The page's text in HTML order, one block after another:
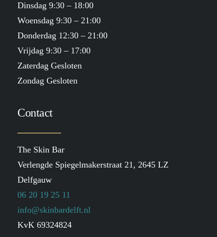
Dinsdag 9:30 – 18:00
Woensdag 9:30 – 21:00
Donderdag 12:30 – 21:00
Vrijdag 9:30 – 17:00
Zaterdag Gesloten
Zondag Gesloten
Contact
The Skin Bar
Verlengde Spiegelmakerstraat 21, 2645 LZ
Delfgauw
06 20 19 25 11
info@skinbardelft.nl
KvK 69324824